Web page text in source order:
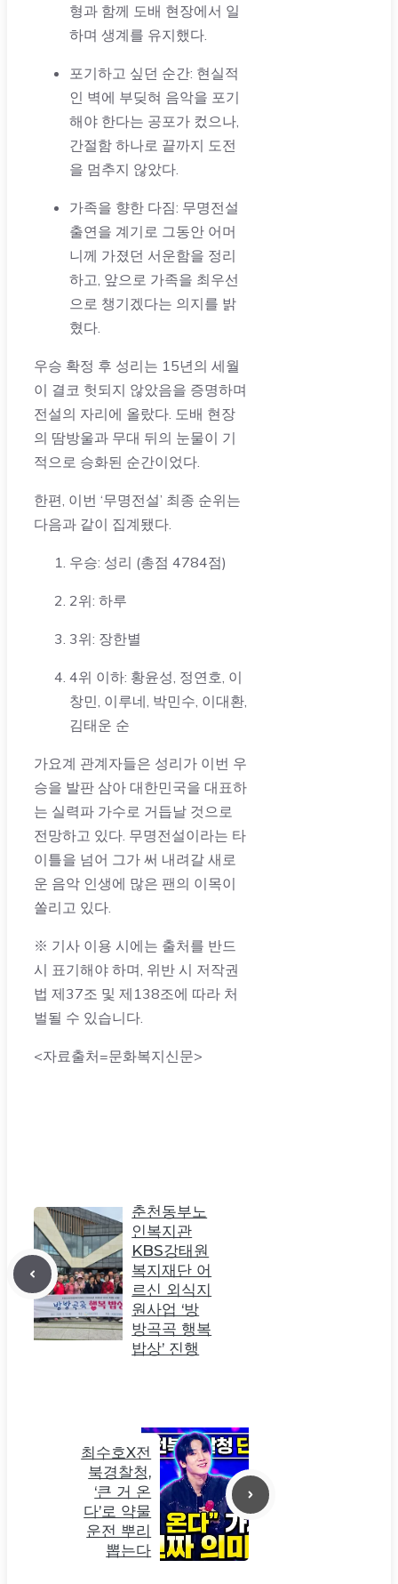
형과 함께 도배 현장에서 일
하며 생계를 유지했다.
포기하고 싶던 순간: 현실적
인 벽에 부딪혀 음악을 포기
해야 한다는 공포가 컸으나,
간절함 하나로 끝까지 도전
을 멈추지 않았다.
가족을 향한 다짐: 무명전설
출연을 계기로 그동안 어머
니께 가졌던 서운함을 정리
하고, 앞으로 가족을 최우선
으로 챙기겠다는 의지를 밝
혔다.
우승 확정 후 성리는 15년의 세월
이 결코 헛되지 않았음을 증명하며
전설의 자리에 올랐다. 도배 현장
의 땀방울과 무대 뒤의 눈물이 기
적으로 승화된 순간이었다.
한편, 이번 ‘무명전설’ 최종 순위는
다음과 같이 집계됐다.
우승: 성리 (총점 4784점)
2위: 하루
3위: 장한별
4위 이하: 황윤성, 정연호, 이
창민, 이루네, 박민수, 이대환,
김태운 순
가요계 관계자들은 성리가 이번 우
승을 발판 삼아 대한민국을 대표하
는 실력파 가수로 거듭날 것으로
전망하고 있다. 무명전설이라는 타
이틀을 넘어 그가 써 내려갈 새로
운 음악 인생에 많은 팬의 이목이
쏠리고 있다.
※ 기사 이용 시에는 출처를 반드
시 표기해야 하며, 위반 시 저작권
법 제37조 및 제138조에 따라 처
벌될 수 있습니다.
<자료출처=문화복지신문>
춘천동부노
인복지관
KBS강태원
복지재단 어
르신 외식지
원사업 ‘방
방곡곡 행복
밥상’ 진행
최수호X전
북경찰청,
‘큰 거 온
다’로 약물
운전 뿌리
뽑는다